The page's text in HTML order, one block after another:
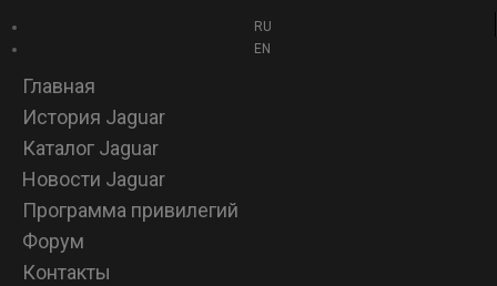
RU
EN
Главная
История Jaguar
Каталог Jaguar
Новости Jaguar
Программа привилегий
Форум
Контакты